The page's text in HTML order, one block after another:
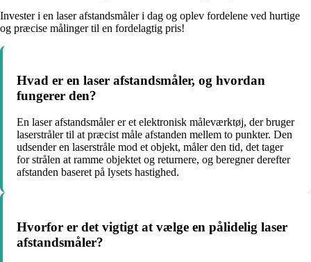
Invester i en laser afstandsmåler i dag og oplev fordelene ved hurtige
og præcise målinger til en fordelagtig pris!
Hvad er en laser afstandsmåler, og hvordan
fungerer den?
En laser afstandsmåler er et elektronisk måleværktøj, der bruger
laserstråler til at præcist måle afstanden mellem to punkter. Den
udsender en laserstråle mod et objekt, måler den tid, det tager
for strålen at ramme objektet og returnere, og beregner derefter
afstanden baseret på lysets hastighed.
Hvorfor er det vigtigt at vælge en pålidelig laser
afstandsmåler?